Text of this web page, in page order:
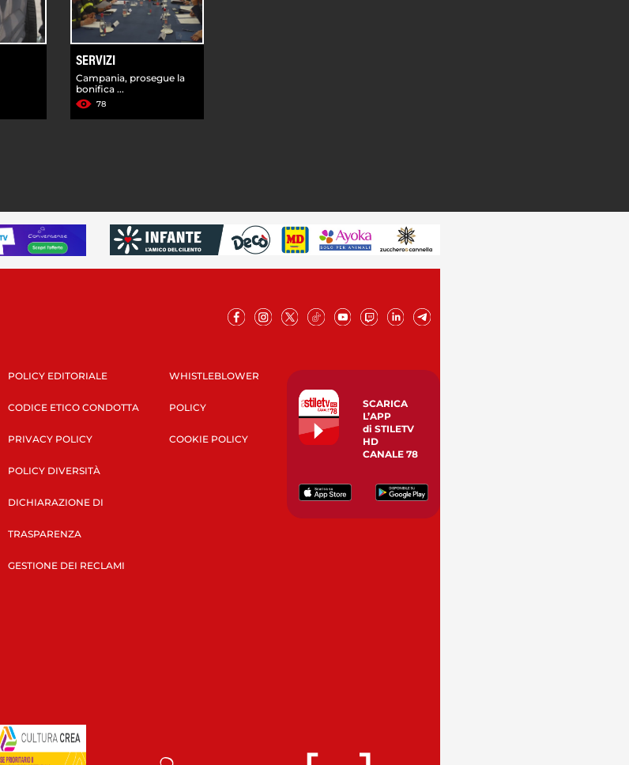
SERVIZI
Campania, prosegue la
bonifica ...
78
POLICY EDITORIALE
CODICE ETICO CONDOTTA
PRIVACY POLICY
POLICY DIVERSITÀ
DICHIARAZIONE DI
TRASPARENZA
GESTIONE DEI RECLAMI
WHISTLEBLOWER
POLICY
COOKIE POLICY
SCARICA
L’APP
di STILETV
HD
CANALE 78